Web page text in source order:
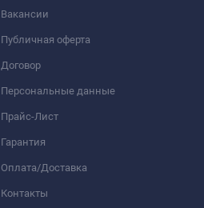
Вакансии
Публичная оферта
Договор
Персональные данные
Прайс-Лист
Гарантия
Оплата/Доставка
Контакты